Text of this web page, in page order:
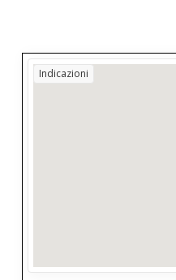
Indicazioni